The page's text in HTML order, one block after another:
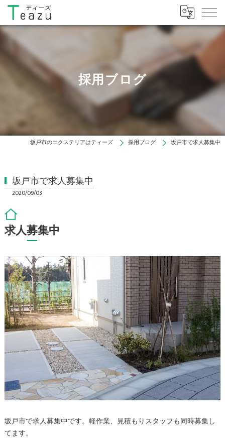
採用ブログ
坂戸市のエクステリアはティーズ 採用ブログ 坂戸市で求人募集中
坂戸市で求人募集中
2020/09/03
求人募集中
坂戸市で求人募集中です。軽作業、見積もりスタッフも同時募集し
てます。